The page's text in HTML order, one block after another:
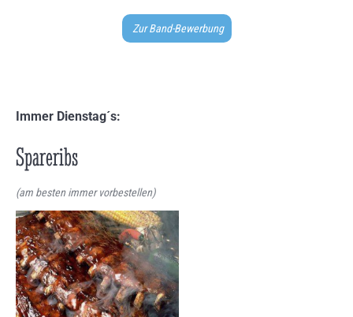
Zur Band-Bewerbung
Immer Dienstag´s:
Spareribs
(am besten immer vorbestellen)